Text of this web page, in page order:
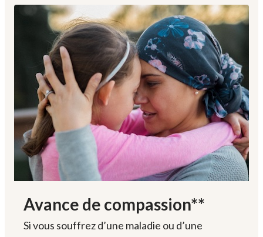
Avance de compassion**
Si vous souffrez d’une maladie ou d’une